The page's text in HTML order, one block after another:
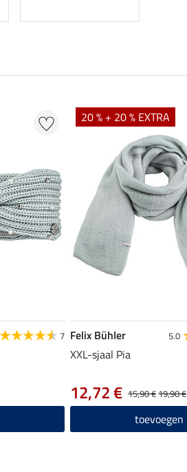
7
20 % + 20 % EXTRA
Felix Bühler 5.0
XXL-sjaal Pia
15,90 €19,90 €
12,72 €
toevoegen